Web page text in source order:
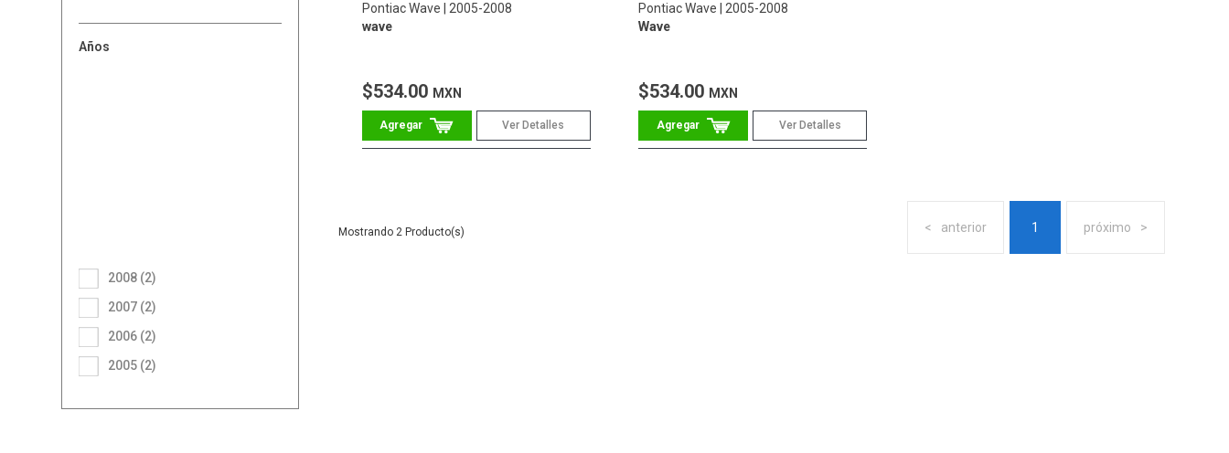
Años
2005 (2)
2006 (2)
2007 (2)
2008 (2)
Pontiac Wave
2005-2008
wave
$534.00 MXN
Ver Detalles
Pontiac Wave
2005-2008
Wave
$534.00 MXN
Ver Detalles
anterior 1 próximo
2